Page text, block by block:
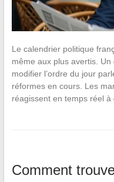
Le calendrier politique
même aux plus avertis.
modifier l’ordre du jour
réformes en cours. Les
réagissent en temps réel
Comment